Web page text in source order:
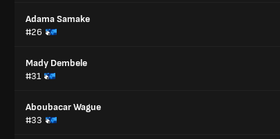
Adama Samake
#26
Mady Dembele
#31
Aboubacar Wague
#33